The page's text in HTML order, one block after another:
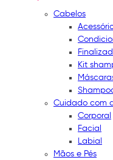
Cabelos
Kit
Cuidado com
Corporal
Facial
Labial
Mãos e Pés